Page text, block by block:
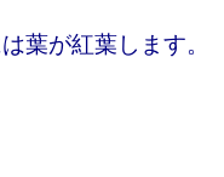
葉が紅葉します。